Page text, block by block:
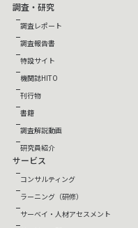
調査・研究
調査レポート
調査報告書
特設サイト
機関誌HITO
刊行物
書籍
調査解説動画
研究員紹介
サービス
コンサルティング
ラーニング（研修）
サーベイ・人材アセスメント